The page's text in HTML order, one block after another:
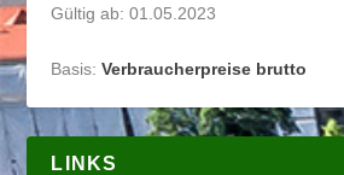
Gültig ab: 01.05.2023
Basis:Verbraucherpreise brutto
LINKS